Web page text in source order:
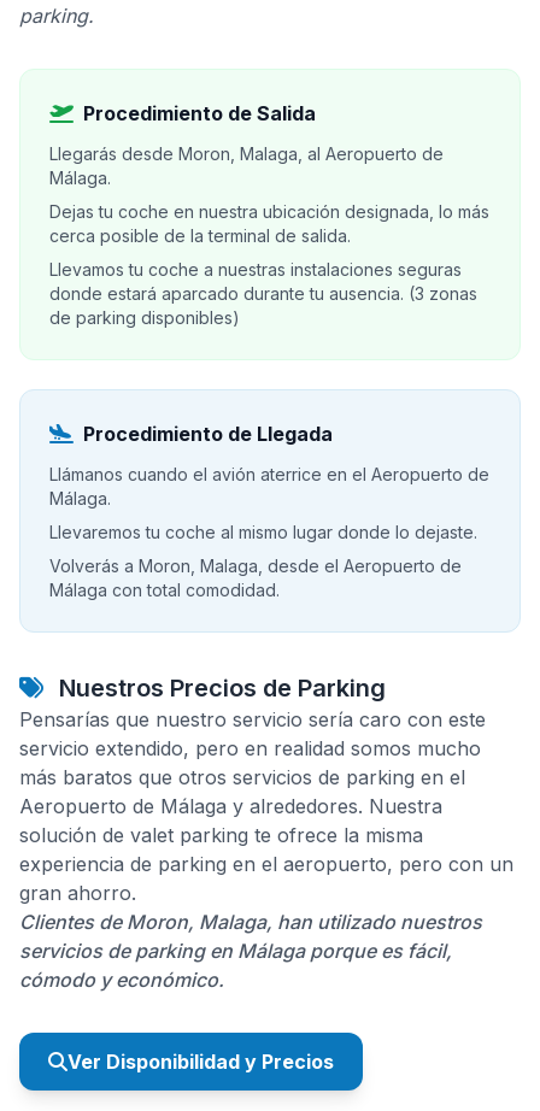
parking.
Procedimiento de Salida
Llegarás desde Moron, Malaga, al Aeropuerto de
Málaga.
Dejas tu coche en nuestra ubicación designada, lo más
cerca posible de la terminal de salida.
Llevamos tu coche a nuestras instalaciones seguras
donde estará aparcado durante tu ausencia. (3 zonas
de parking disponibles)
Procedimiento de Llegada
Llámanos cuando el avión aterrice en el Aeropuerto de
Málaga.
Llevaremos tu coche al mismo lugar donde lo dejaste.
Volverás a Moron, Malaga, desde el Aeropuerto de
Málaga con total comodidad.
Nuestros Precios de Parking
Pensarías que nuestro servicio sería caro con este
servicio extendido, pero en realidad somos mucho
más baratos que otros servicios de parking en el
Aeropuerto de Málaga y alrededores. Nuestra
solución de valet parking te ofrece la misma
experiencia de parking en el aeropuerto, pero con un
gran ahorro.
Clientes de Moron, Malaga, han utilizado nuestros
servicios de parking en Málaga porque es fácil,
cómodo y económico.
Ver Disponibilidad y Precios